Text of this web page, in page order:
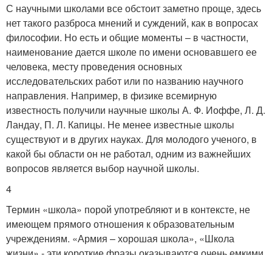
С научными школами все обстоит заметно проще, здесь
нет такого разброса мнений и суждений, как в вопросах
философии. Но есть и общие моменты – в частности,
наименование дается школе по имени основавшего ее
человека, месту проведения основных
исследовательских работ или по названию научного
направления. Например, в физике всемирную
известность получили научные школы А. Ф. Иоффе, Л. Д.
Ландау, П. Л. Капицы. Не менее известные школы
существуют и в других науках. Для молодого ученого, в
какой бы области он не работал, одним из важнейших
вопросов является выбор научной школы.
4
Термин «школа» порой употребляют и в контексте, не
имеющем прямого отношения к образовательным
учреждениям. «Армия – хорошая школа», «Школа